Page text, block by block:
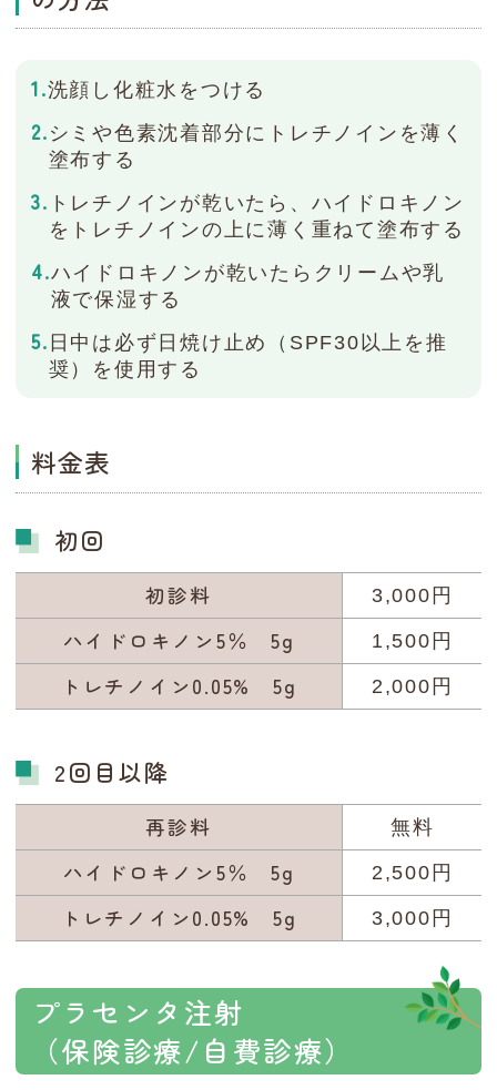
洗顔し化粧水をつける
シミや色素沈着部分にトレチノインを薄く
塗布する
トレチノインが乾いたら、ハイドロキノン
をトレチノインの上に薄く重ねて塗布する
ハイドロキノンが乾いたらクリームや乳
液で保湿する
日中は必ず日焼け止め（SPF30以上を推
奨）を使用する
料金表
初回
初診料 3,000円
ハイドロキノン5％ 5g 1,500円
トレチノイン0.05% 5g 2,000円
2回目以降
再診料 無料
ハイドロキノン5％ 5g 2,500円
トレチノイン0.05% 5g 3,000円
プラセンタ注射
（保険診療/自費診療）